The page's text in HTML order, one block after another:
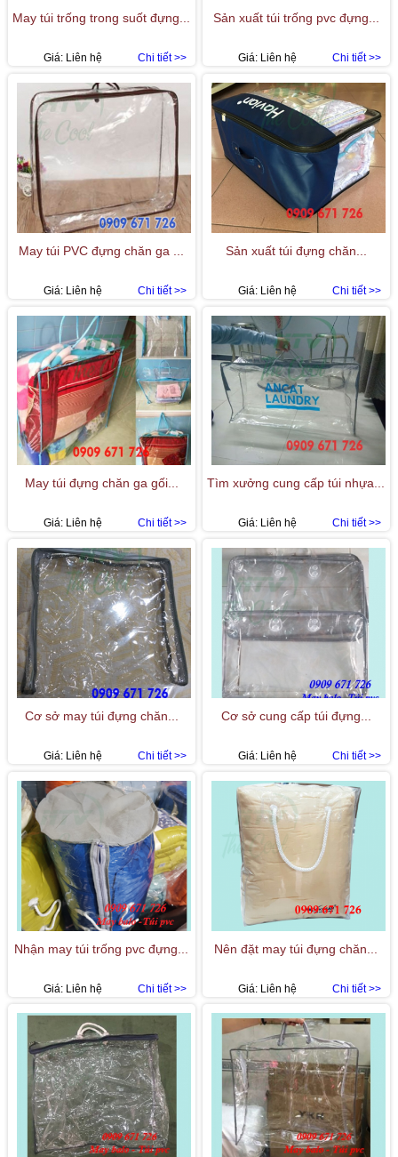
May túi trống trong suốt đựng...
Chi tiết >>
Giá: Liên hệ
Sản xuất túi trống pvc đựng...
Chi tiết >>
Giá: Liên hệ
May túi PVC đựng chăn ga ...
Chi tiết >>
Giá: Liên hệ
Sản xuất túi đựng chăn...
Chi tiết >>
Giá: Liên hệ
May túi đựng chăn ga gối...
Chi tiết >>
Giá: Liên hệ
Tìm xưởng cung cấp túi nhựa...
Chi tiết >>
Giá: Liên hệ
Cơ sở may túi đựng chăn...
Chi tiết >>
Giá: Liên hệ
Cơ sở cung cấp túi đựng...
Chi tiết >>
Giá: Liên hệ
Nhận may túi trống pvc đựng...
Chi tiết >>
Giá: Liên hệ
Nên đặt may túi đựng chăn...
Chi tiết >>
Giá: Liên hệ